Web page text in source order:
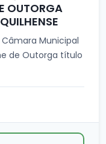
OUTORGA
Municipal
de Outorga título